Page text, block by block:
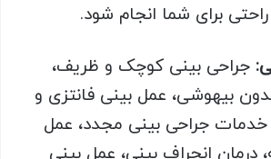
برای شما انجام شود.
جراحی بینی کوچک و ظریف،
بیهوشی، عمل بینی فانتزی و
خدمات جراحی بینی مجدد، عمل